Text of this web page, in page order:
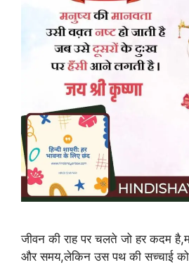
जीवन की राह पर चलते जो हर कदम
और समय,लेकिन उस पथ की सच्चाई को